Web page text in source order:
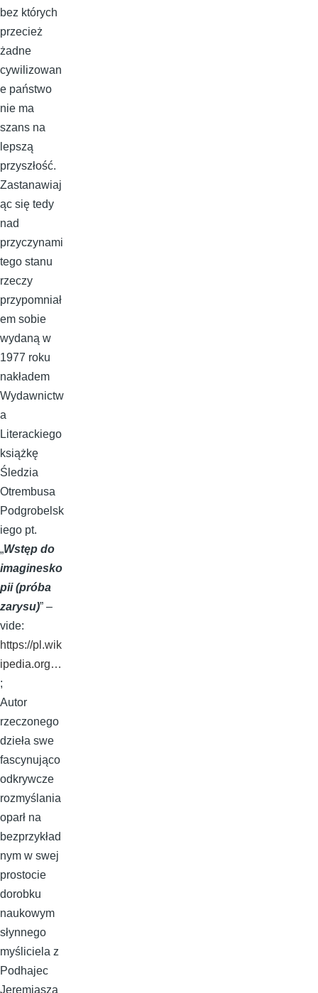
bez których
przecież
żadne
cywilizowan
e państwo
nie ma
szans na
lepszą
przyszłość.
Zastanawiaj
ąc się tedy
nad
przyczynami
tego stanu
rzeczy
przypomniał
em sobie
wydaną w
1977 roku
nakładem
Wydawnictw
a
Literackiego
książkę
Śledzia
Otrembusa
Podgrobelsk
iego pt.
„Wstęp do
imaginesko
pii (próba
zarysu)” –
vide:
https://pl.wik
ipedia.org…
;
Autor
rzeczonego
dzieła swe
fascynująco
odkrywcze
rozmyślania
oparł na
bezprzykład
nym w swej
prostocie
dorobku
naukowym
słynnego
myśliciela z
Podhajec
Jeremiasza